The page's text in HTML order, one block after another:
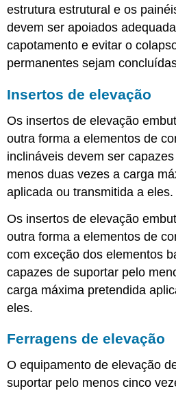
estrutura estrutural e os
devem ser apoiados
capotamento e evitar o
permanentes sejam
Insertos de elevação
Os insertos de elevação
outra forma a elementos de
inclináveis devem ser
menos duas vezes a carga
aplicada ou transmitida a eles.
Os insertos de elevação
outra forma a elementos de
com exceção dos elementos
capazes de suportar pelo
carga máxima pretendida
eles.
Ferragens de elevação
O equipamento de elevação
suportar pelo menos cinco